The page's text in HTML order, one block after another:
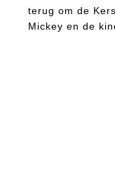
terug om de
Mickey en de